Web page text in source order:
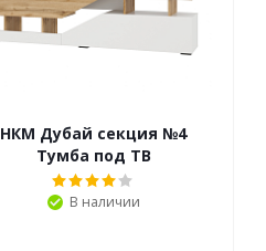
НКМ Дубай секция №4
Тумба под ТВ
В наличии